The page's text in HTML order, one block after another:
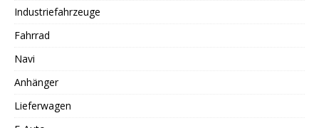
Industriefahrzeuge
Fahrrad
Navi
Anhänger
Lieferwagen